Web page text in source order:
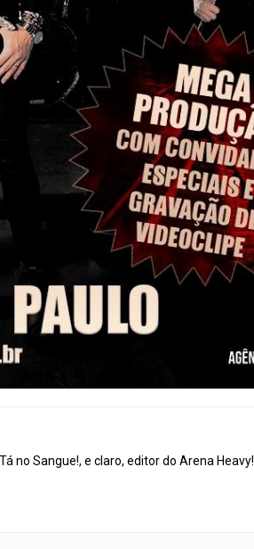
no Sangue!, e claro, editor do Arena Heavy!